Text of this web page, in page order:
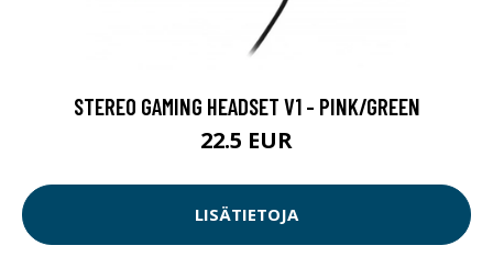
STEREO GAMING HEADSET V1 - PINK/GREEN
22.5 EUR
LISÄTIETOJA